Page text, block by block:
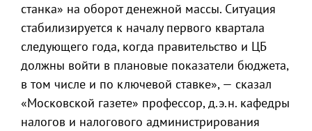
станка» на оборот денежной массы. Ситуация
стабилизируется к началу первого квартала
следующего года, когда правительство и ЦБ
должны войти в плановые показатели бюджета,
в том числе и по ключевой ставке», — сказал
«Московской газете» профессор, д.э.н. кафедры
налогов и налогового администрирования